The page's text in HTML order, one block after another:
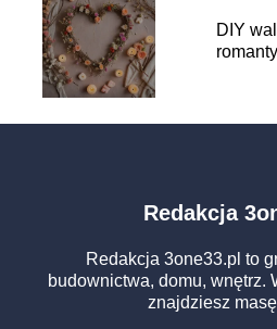
DIY
Redakcja
Redakcja 3one33.pl to
budownictwa, domu, wnętrz.
znajdziesz